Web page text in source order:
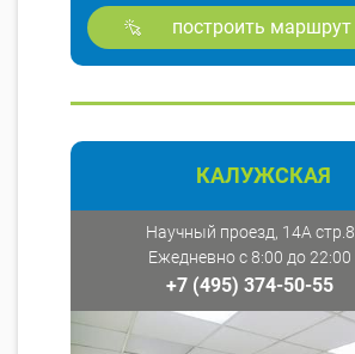
построить маршрут
КАЛУЖСКАЯ
Научный проезд, 14А стр.8
Ежедневно с 8:00 до 22:00
+7 (495) 374-50-55